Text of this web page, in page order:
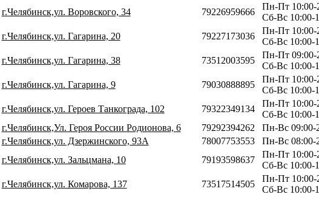
г.Челябинск,ул. Воровского, 34 79226959666
Пн-Пт 10:00-
Сб-Вс 10:00-
г.Челябинск,ул. Гагарина, 20 79227173036
Пн-Пт 10:00-
Сб-Вс 10:00-
г.Челябинск,ул. Гагарина, 38 73512003595
Пн-Пт 09:00-
Сб-Вс 10:00-
г.Челябинск,ул. Гагарина, 9 79030888895
Пн-Пт 10:00-
Сб-Вс 10:00-
г.Челябинск,ул. Героев Танкограда, 102 79322349134
Пн-Пт 10:00-
Сб-Вс 10:00-
г.Челябинск,Ул. Героя России Родионова, 6 79292394262
Пн-Вс 09:00-
г.Челябинск,ул. Дзержинского, 93А 78007753553
Пн-Вс 08:00-
г.Челябинск,ул. Зальцмана, 10 79193598637
Пн-Пт 10:00-
Сб-Вс 10:00-
г.Челябинск,ул. Комарова, 137 73517514505
Пн-Пт 10:00-
Сб-Вс 10:00-